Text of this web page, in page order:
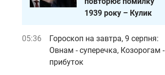
1939 року – Кулик
05:36
Гороскоп на завтра, 9 серпня:
Овнам - суперечка, Козорогам -
прибуток